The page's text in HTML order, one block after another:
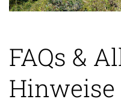
FAQs &
Hinweise